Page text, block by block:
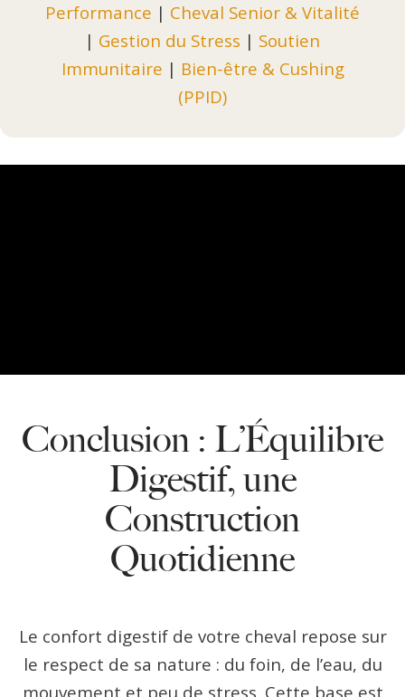
Performance | Cheval Senior & Vitalité
| Gestion du Stress | Soutien
Immunitaire | Bien-être & Cushing
(PPID)
Conclusion : L’Équilibre
Digestif, une
Construction
Quotidienne
Le confort digestif de votre cheval repose sur
le respect de sa nature : du foin, de l’eau, du
mouvement et peu de stress. Cette base est